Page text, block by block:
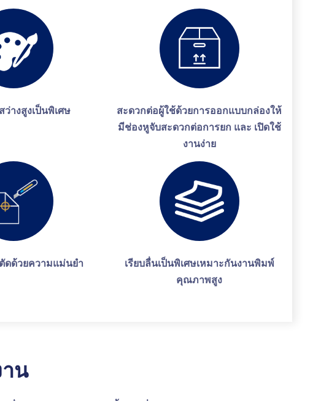
างสูงเป็นพิเศษ
สะดวกต่อผู้ใช้ด้วยการออกแบบกล่องให้
มีช่องหูจับสะดวกต่อการยก และ เปิดใช้
งานง่าย
ดด้วยความแม่นยำ
เรียบลื่นเป็นพิเศษเหมาะกันงานพิมพ์
คุณภาพสูง
น